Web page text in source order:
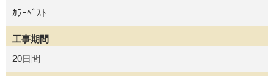
ｶﾗｰﾍﾞｽﾄ
工事期間
20日間